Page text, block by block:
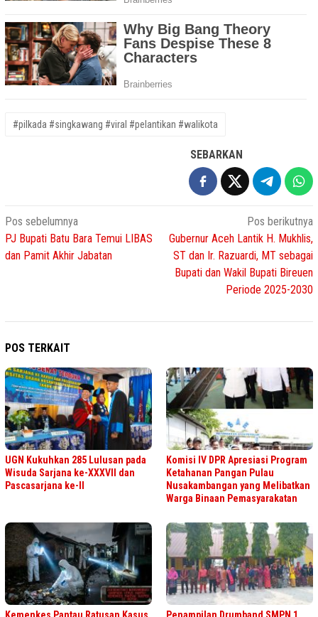
#pilkada #singkawang #viral #pelantikan #walikota
SEBARKAN
Navigasi
pos
Pos sebelumnya
PJ Bupati Batu Bara Temui LIBAS
dan Pamit Akhir Jabatan
Pos berikutnya
Gubernur Aceh Lantik H. Mukhlis,
ST dan Ir. Razuardi, MT sebagai
Bupati dan Wakil Bupati Bireuen
Periode 2025-2030
POS TERKAIT
UGN Kukuhkan 285 Lulusan pada
Wisuda Sarjana ke-XXXVII dan
Pascasarjana ke-II
Komisi IV DPR Apresiasi Program
Ketahanan Pangan Pulau
Nusakambangan yang Melibatkan
Warga Binaan Pemasyarakatan